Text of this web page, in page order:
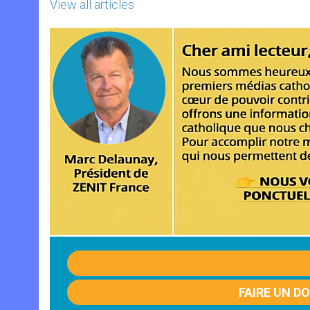
View all articles
FAIRE UN